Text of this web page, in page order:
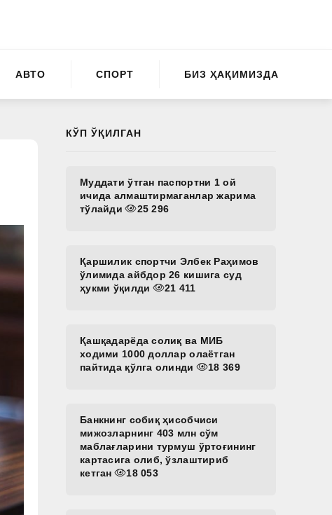
АВТО СПОРТ БИЗ ҲАҚИМИЗДА
КЎП ЎҚИЛГАН
Муддати ўтган паспортни 1 ой
ичида алмаштирмаганлар жарима
тўлайди
25 296
Қаршилик спортчи Элбек Раҳимов
ўлимида айбдор 26 кишига суд
ҳукми ўқилди
21 411
Қашқадарёда солиқ ва МИБ
ходими 1000 доллар олаётган
пайтида қўлга олинди
18 369
Банкнинг собиқ ҳисобчиси
мижозларнинг 403 млн сўм
маблағларини турмуш ўртоғининг
картасига олиб, ўзлаштириб
кетган
18 053